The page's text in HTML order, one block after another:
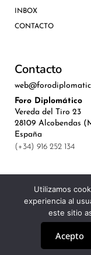
INBOX
CONTACTO
Contacto
Foro Diplomático
Vereda del Tiro 23
28109 Alcobendas
España
(+34) 916 252 134
Aviso
Utilizamos
experiencia al
este sitio
Acepto